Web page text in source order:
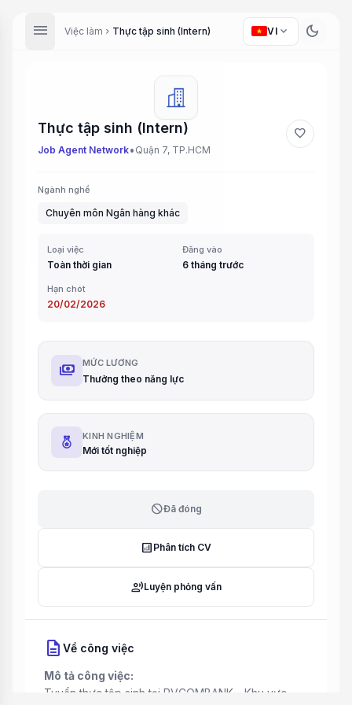
menu Việc làm chevron_right Thực tập sinh (Intern) VI expand_more dark_mode
Thực tập sinh (Intern)
Job Agent Network• Quận 7, TP.HCM
favorite
Ngành nghề
Chuyên môn Ngân hàng khác
Loại việc
Toàn thời gian
Đăng vào
6 tháng trước
Hạn chót
20/02/2026
payments MỨC LƯƠNG
Thưởng theo năng lực
KINH NGHIỆM
Mới tốt nghiệp
blockĐã đóng
analytics Phân tích CV
record_voice_overLuyện phỏng vấn
description Về công việc
Mô tả công việc:
Tuyển thực tập sinh tại PVCOMBANK - Khu vực